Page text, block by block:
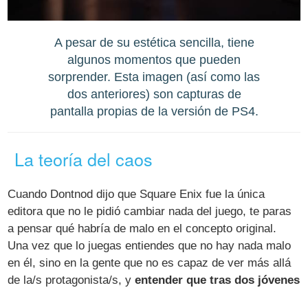
A pesar de su estética sencilla, tiene
algunos momentos que pueden
sorprender. Esta imagen (así como las
dos anteriores) son capturas de
pantalla propias de la versión de PS4.
La teoría del caos
Cuando Dontnod dijo que Square Enix fue la única
editora que no le pidió cambiar nada del juego, te paras
a pensar qué habría de malo en el concepto original.
Una vez que lo juegas entiendes que no hay nada malo
en él, sino en la gente que no es capaz de ver más allá
de la/s protagonista/s, yentender que tras dos jóvenes